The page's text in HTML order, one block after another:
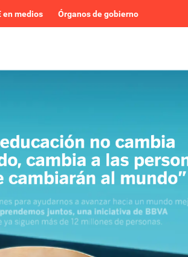
en medios Órganos de gobierno